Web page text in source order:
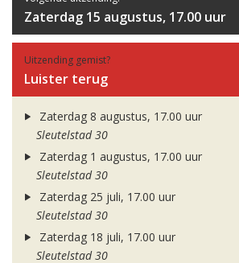
Zaterdag 15 augustus, 17.00 uur
Uitzending gemist?
Luister terug
Zaterdag 8 augustus, 17.00 uur
Sleutelstad 30
Zaterdag 1 augustus, 17.00 uur
Sleutelstad 30
Zaterdag 25 juli, 17.00 uur
Sleutelstad 30
Zaterdag 18 juli, 17.00 uur
Sleutelstad 30